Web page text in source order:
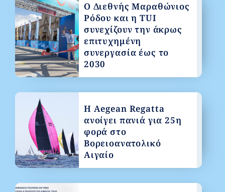
Ο Διεθνής Μαραθώνιος
Ρόδου και η TUI
συνεχίζουν την άκρως
επιτυχημένη
συνεργασία έως το
2030
Η Aegean Regatta
ανοίγει πανιά για 25η
φορά στο
Βορειοανατολικό
Αιγαίο